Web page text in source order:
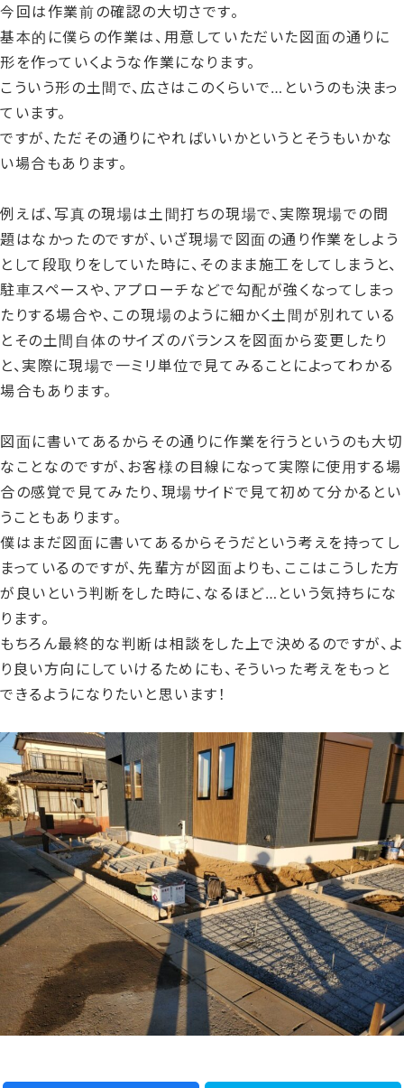
今回は作業前の確認の大切さです。
基本的に僕らの作業は、用意していただいた図面の通りに
形を作っていくような作業になります。
こういう形の土間で、広さはこのくらいで…というのも決まっ
ています。
ですが、ただその通りにやればいいかというとそうもいかな
い場合もあります。
例えば、写真の現場は土間打ちの現場で、実際現場での問
題はなかったのですが、いざ現場で図面の通り作業をしよう
として段取りをしていた時に、そのまま施工をしてしまうと、
駐車スペースや、アプローチなどで勾配が強くなってしまっ
たりする場合や、この現場のように細かく土間が別れている
とその土間自体のサイズのバランスを図面から変更したり
と、実際に現場で一ミリ単位で見てみることによってわかる
場合もあります。
図面に書いてあるからその通りに作業を行うというのも大切
なことなのですが、お客様の目線になって実際に使用する場
合の感覚で見てみたり、現場サイドで見て初めて分かるとい
うこともあります。
僕はまだ図面に書いてあるからそうだという考えを持ってし
まっているのですが、先輩方が図面よりも、ここはこうした方
が良いという判断をした時に、なるほど…という気持ちにな
ります。
もちろん最終的な判断は相談をした上で決めるのですが、よ
り良い方向にしていけるためにも、そういった考えをもっと
できるようになりたいと思います！